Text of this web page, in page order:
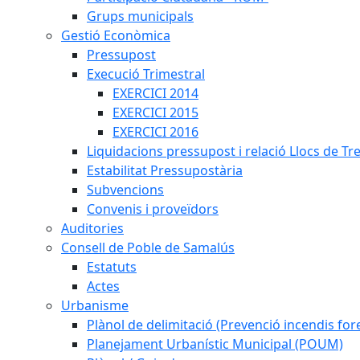
Grups municipals
Gestió Econòmica
Pressupost
Execució Trimestral
EXERCICI 2014
EXERCICI 2015
EXERCICI 2016
Liquidacions pressupost i relació Llocs de
Estabilitat Pressupostària
Subvencions
Convenis i proveïdors
Auditories
Consell de Poble de Samalús
Estatuts
Actes
Urbanisme
Plànol de delimitació (Prevenció incendis
Planejament Urbanístic Municipal (POUM)